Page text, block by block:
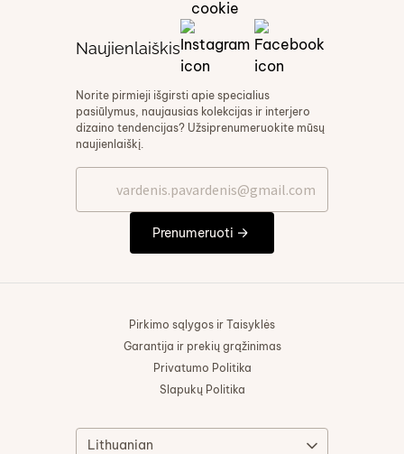
Naujienlaiškis
Norite pirmieji išgirsti apie specialius
pasiūlymus, naujausias kolekcijas ir interjero
dizaino tendencijas? Užsiprenumeruokite mūsų
naujienlaiškį.
Prenumeruoti
Pirkimo sąlygos ir Taisyklės
Garantija ir prekių grąžinimas
Privatumo Politika
Slapukų Politika